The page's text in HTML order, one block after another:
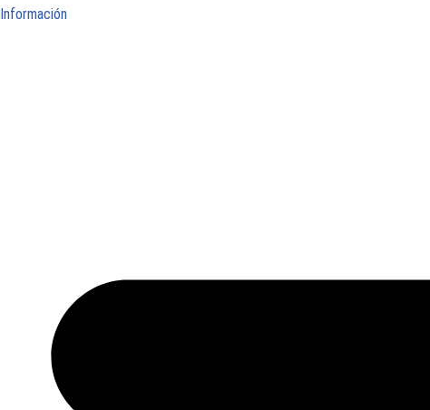
Información